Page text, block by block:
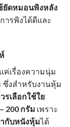
ยัดหมอนพิงหลัง
ารพิงได้ดีและ
ค่เรื่องความนุ่ม
ซึ่งสำหรับงานหุ้ม
รเลือกใช้ใย
200 กรัม เพราะ
ำกับหนังหุ้มได้